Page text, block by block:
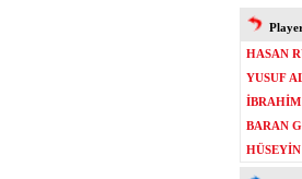
HASAN
YUSUF
İBRAHİM
BARAN